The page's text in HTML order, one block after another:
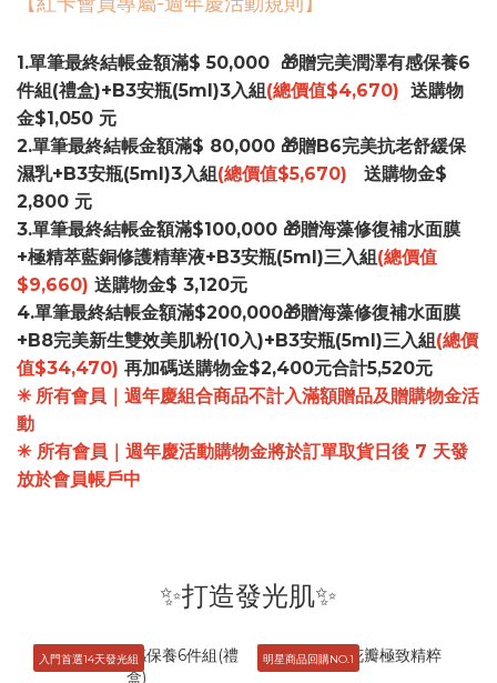
1.單筆最終結帳金額滿$ 50,000 🎁贈完美潤澤有感保養6
件組(禮盒)+B3安瓶(5ml)3入組(總價值$4,670) 送購物
金$1,050 元
2.單筆最終結帳金額滿$ 80,000 🎁贈B6完美抗老舒緩保
濕乳+B3安瓶(5ml)3入組(總價值$5,670) 送購物金$
2,800 元
3.單筆最終結帳金額滿$100,000 🎁贈海藻修復補水面膜
+極精萃藍銅修護精華液+B3安瓶(5ml)三入組(總價值
$9,660) 送購物金$ 3,120元
4.單筆最終結帳金額滿$200,000🎁贈海藻修復補水面膜
+B8完美新生雙效美肌粉(10入)+B3安瓶(5ml)三入組(總價
值$34,470) 再加碼送購物金$2,400元合計5,520元
✳ 所有會員｜週年慶組合商品不計入滿額贈品及贈購物金活
動
✳ 所有會員｜週年慶活動購物金將於訂單取貨日後 7 天發
放於會員帳戶中
✨打造發光肌✨
入門首選14天發光組 明星商品回購NO.1